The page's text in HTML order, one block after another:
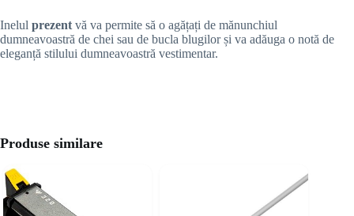
Inelul prezent vă va permite să o agățați de mănunchiul
dumneavoastră de chei sau de bucla blugilor și va adăuga o notă de
eleganță stilului dumneavoastră vestimentar.
Produse similare